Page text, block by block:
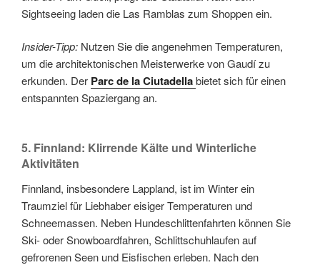
Sightseeing laden die Las Ramblas zum Shoppen ein.
Insider-Tipp: Nutzen Sie die angenehmen Temperaturen,
um die architektonischen Meisterwerke von Gaudí zu
erkunden. Der Parc de la Ciutadellabietet sich für einen
entspannten Spaziergang an.
5. Finnland: Klirrende Kälte und Winterliche
Aktivitäten
Finnland, insbesondere Lappland, ist im Winter ein
Traumziel für Liebhaber eisiger Temperaturen und
Schneemassen. Neben Hundeschlittenfahrten können Sie
Ski- oder Snowboardfahren, Schlittschuhlaufen auf
gefrorenen Seen und Eisfischen erleben. Nach den